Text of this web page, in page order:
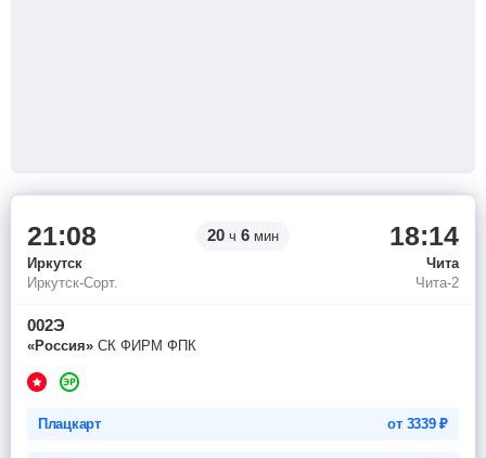
21:08 20 ч 6 мин 18:14
Иркутск
Чита
Иркутск-Сорт.
Чита-2
002Э
«Россия» СК ФИРМ ФПК
Плацкарт от 3339₽